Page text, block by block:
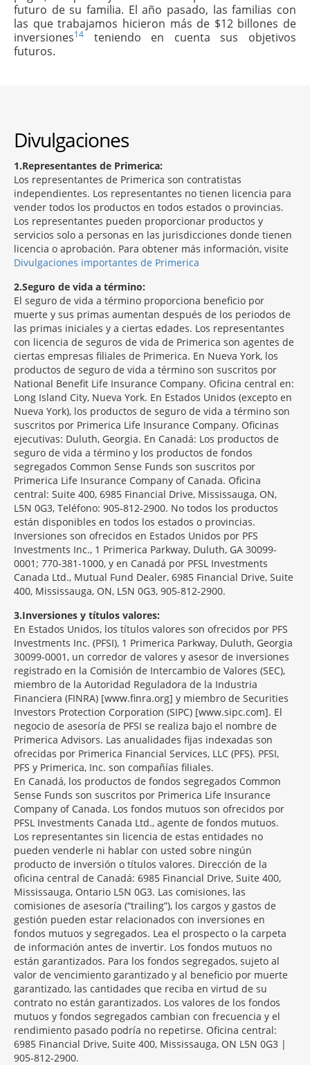
futuro de su familia. El año pasado, las familias con
las que trabajamos hicieron más de $12 billones de
inversiones14
teniendo en cuenta sus objetivos
futuros.
Divulgaciones
1 Representantes de Primerica:
Los representantes de Primerica son contratistas
independientes. Los representantes no tienen licencia para
vender todos los productos en todos estados o provincias.
Los representantes pueden proporcionar productos y
servicios solo a personas en las jurisdicciones donde tienen
licencia o aprobación. Para obtener más información, visite
Divulgaciones importantes de Primerica
2 Seguro de vida a término:
El seguro de vida a término proporciona beneficio por
muerte y sus primas aumentan después de los periodos de
las primas iniciales y a ciertas edades. Los representantes
con licencia de seguros de vida de Primerica son agentes de
ciertas empresas filiales de Primerica. En Nueva York, los
productos de seguro de vida a término son suscritos por
National Benefit Life Insurance Company. Oficina central en:
Long Island City, Nueva York. En Estados Unidos (excepto en
Nueva York), los productos de seguro de vida a término son
suscritos por Primerica Life Insurance Company. Oficinas
ejecutivas: Duluth, Georgia. En Canadá: Los productos de
seguro de vida a término y los productos de fondos
segregados Common Sense Funds son suscritos por
Primerica Life Insurance Company of Canada. Oficina
central: Suite 400, 6985 Financial Drive, Mississauga, ON,
L5N 0G3, Teléfono: 905-812-2900. No todos los productos
están disponibles en todos los estados o provincias.
Inversiones son ofrecidos en Estados Unidos por PFS
Investments Inc., 1 Primerica Parkway, Duluth, GA 30099-
0001; 770-381-1000, y en Canadá por PFSL Investments
Canada Ltd., Mutual Fund Dealer, 6985 Financial Drive, Suite
400, Mississauga, ON, L5N 0G3, 905-812-2900.
3 Inversiones y títulos valores:
En Estados Unidos, los títulos valores son ofrecidos por PFS
Investments Inc. (PFSI), 1 Primerica Parkway, Duluth, Georgia
30099-0001, un corredor de valores y asesor de inversiones
registrado en la Comisión de Intercambio de Valores (SEC),
miembro de la Autoridad Reguladora de la Industria
Financiera (FINRA) [www.finra.org] y miembro de Securities
Investors Protection Corporation (SIPC) [www.sipc.com]. El
negocio de asesoría de PFSI se realiza bajo el nombre de
Primerica Advisors. Las anualidades fijas indexadas son
ofrecidas por Primerica Financial Services, LLC (PFS). PFSI,
PFS y Primerica, Inc. son compañías filiales.
En Canadá, los productos de fondos segregados Common
Sense Funds son suscritos por Primerica Life Insurance
Company of Canada. Los fondos mutuos son ofrecidos por
PFSL Investments Canada Ltd., agente de fondos mutuos.
Los representantes sin licencia de estas entidades no
pueden venderle ni hablar con usted sobre ningún
producto de inversión o títulos valores. Dirección de la
oficina central de Canadá: 6985 Financial Drive, Suite 400,
Mississauga, Ontario L5N 0G3. Las comisiones, las
comisiones de asesoría (“trailing”), los cargos y gastos de
gestión pueden estar relacionados con inversiones en
fondos mutuos y segregados. Lea el prospecto o la carpeta
de información antes de invertir. Los fondos mutuos no
están garantizados. Para los fondos segregados, sujeto al
valor de vencimiento garantizado y al beneficio por muerte
garantizado, las cantidades que reciba en virtud de su
contrato no están garantizados. Los valores de los fondos
mutuos y fondos segregados cambian con frecuencia y el
rendimiento pasado podría no repetirse. Oficina central:
6985 Financial Drive, Suite 400, Mississauga, ON L5N 0G3 |
905-812-2900.